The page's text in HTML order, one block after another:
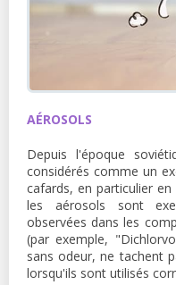
AÉROSOLS
Depuis l'époque
considérés comme un
cafards, en particulier
les aérosols sont
observées dans les
(par exemple,
sans odeur, ne tachent
lorsqu'ils sont utilisés